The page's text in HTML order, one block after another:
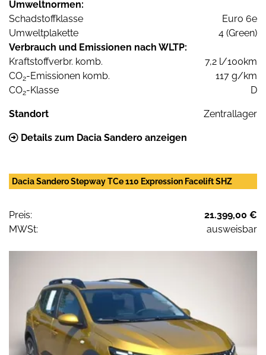
Umweltnormen:
Schadstoffklasse
Euro 6e
Umweltplakette
4 (Green)
Verbrauch und Emissionen nach WLTP:
Kraftstoffverbr. komb.
7,2 l/100km
CO2-Emissionen komb.
117 g/km
CO2-Klasse D
Standort Zentrallager
Details zum Dacia Sandero anzeigen
Dacia Sandero Stepway TCe 110 Expression Facelift SHZ
Preis:
21.399,00 €
MWSt:
ausweisbar